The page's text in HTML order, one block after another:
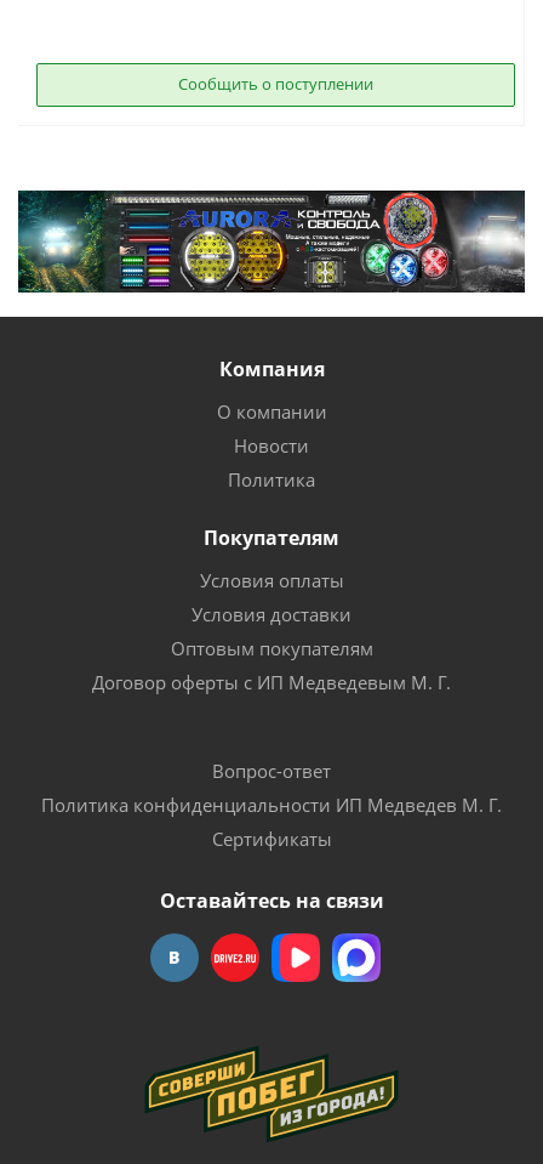
Сообщить о поступлении
Компания
О компании
Новости
Политика
Покупателям
Условия оплаты
Условия доставки
Оптовым покупателям
Договор оферты с ИП Медведевым М. Г.
Вопрос-ответ
Политика конфиденциальности ИП Медведев М. Г.
Сертификаты
Оставайтесь на связи